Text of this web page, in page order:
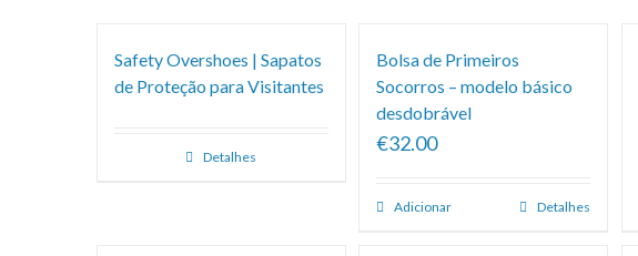
Safety Overshoes | Sapatos
de Proteção para Visitantes
Detalhes
Bolsa de Primeiros
Socorros – modelo básico
desdobrável
€32.00
Adicionar Detalhes